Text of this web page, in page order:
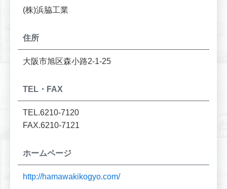
(株)浜脇工業
住所
大阪市旭区森小路2-1-25
TEL・FAX
TEL.6210-7120
FAX.6210-7121
ホームページ
http://hamawakikogyo.com/